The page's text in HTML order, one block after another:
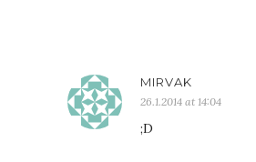
MIRVAK
26.1.2014 at 14:04
;D